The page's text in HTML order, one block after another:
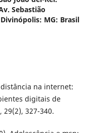
Sebastião
MG: Brasil
distância na internet:
digitais de
29(2), 327-340.